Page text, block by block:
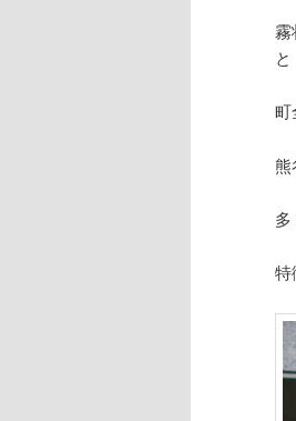
霧
と
町
熊
特